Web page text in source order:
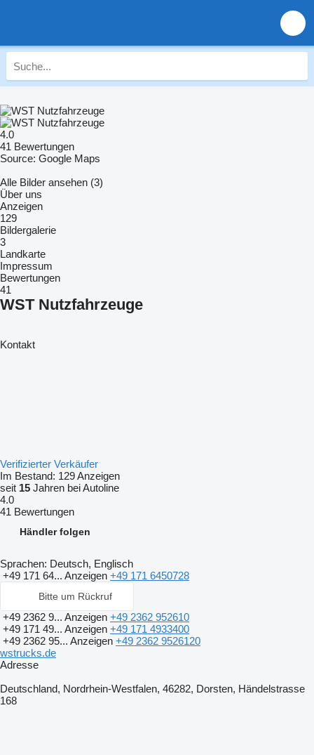
4.0
41 Bewertungen
Source: Google Maps
Alle Bilder ansehen (3)
Über uns
Anzeigen
129
Bildergalerie
3
Landkarte
Impressum
Bewertungen
41
WST Nutzfahrzeuge
Kontakt
Verifizierter Verkäufer
Im Bestand: 129 Anzeigen
seit 15 Jahren bei Autoline
4.0
41 Bewertungen
Händler folgen
Sprachen: Deutsch, Englisch
+49 171 64... Anzeigen +49 171 6450728
Bitte um Rückruf
+49 2362 9... Anzeigen +49 2362 952610
+49 171 49... Anzeigen +49 171 4933400
+49 2362 95... Anzeigen +49 2362 9526120
wstrucks.de
Adresse
Deutschland, Nordrhein-Westfalen, 46282, Dorsten, Händelstrasse
168